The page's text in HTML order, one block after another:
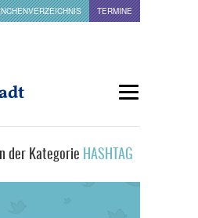
TERMINE
der Kategorie HASHTAG